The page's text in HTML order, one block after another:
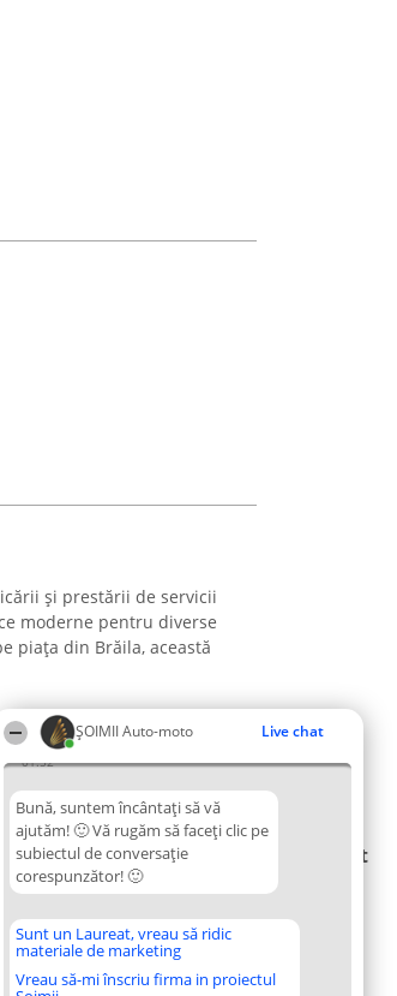
ȘOIMII Auto-moto Live chat
01:52
Bună, suntem încântați să vă
ajutăm! 🙂 Vă rugăm să faceți clic pe
subiectul de conversație
corespunzător! 🙂
Sunt un Laureat, vreau să ridic
materiale de marketing
Vreau să-mi înscriu firma in proiectul
și prestării de servicii
moderne pentru diverse
piața din Brăila, această
Ranking
BR SRL
Cod 061952
București
CUI 36737675
770 990 492
Plebiscyt
Tuturor
Laureaților
Reguli
Contact